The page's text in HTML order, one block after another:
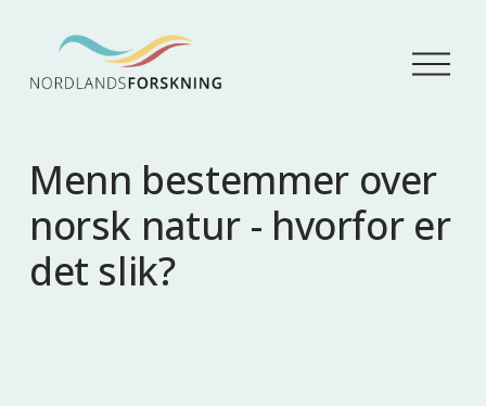
Å
p
e
y
Menn bestemmer over
norsk natur - hvorfor er
det slik?